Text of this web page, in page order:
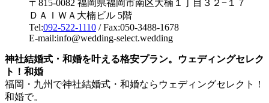
〒815-0082 福岡県福岡市南区大楠１丁目３２−１７
ＤＡＩＷＡ大楠ビル 5階
Tel:092-522-1110 / Fax:050-3488-1678
E-mail:info@wedding-select.wedding
神社結婚式・和婚を叶える格安プラン。ウェディングセレク
ト！和婚
福岡・九州で神社結婚式・和婚ならウェディングセレクト！
和婚で。